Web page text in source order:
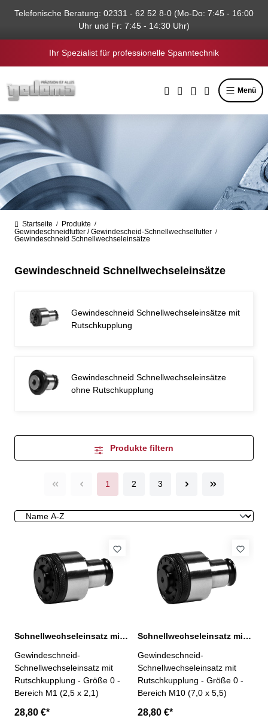
springen
Telefonische Beratung: 02331 - 62 52 8-0 (Mo-Do: 7:45 - 16:00
Uhr und Fr: 7:45 - 14:30 Uhr)
Ihr Spezialist für professionelle Spanntechnik
Menü
Startseite / Produkte /
Gewindeschneidfutter / Gewindescheid-Schnellwechselfutter /
Gewindeschneid Schnellwechseleinsätze
Gewindeschneid Schnellwechseleinsätze
Gewindeschneid Schnellwechseleinsätze mit
Rutschkupplung
Gewindeschneid Schnellwechseleinsätze
ohne Rutschkupplung
Produkte filtern
1 2 3
Schnellwechseleinsatz mit Rutschkupplung, 0-M1
Gewindeschneid-
Schnellwechseleinsatz mit
Rutschkupplung - Größe 0 -
Bereich M1 (2,5 x 2,1)
28,80 €*
Schnellwechseleinsatz mit Rutschkupplung, 0-M10
Gewindeschneid-
Schnellwechseleinsatz mit
Rutschkupplung - Größe 0 -
Bereich M10 (7,0 x 5,5)
28,80 €*